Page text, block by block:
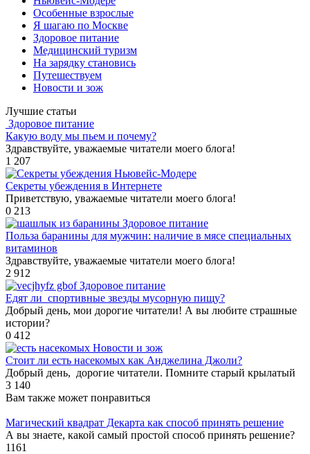
Особенные взрослые
Я шагаю по Москве
Здоровое питание
Медицинский туризм
На зарядку становись
Путешествуем
Новости и зож
Лучшие статьи
Здоровое питание
Какую воду мы пьем и почему?
Здравствуйте, уважаемые читатели моего блога!
1 207
Ньювейс-Модере
Секреты убеждения в Интернете
Приветствую, уважаемые читатели моего блога!
0 213
Здоровое питание
Польза баранины для мужчин: наличие в мясе специальных
витаминов
Здравствуйте, уважаемые читатели моего блога!
2 912
Здоровое питание
Едят ли спортивные звезды мусорную пищу?
Добрый день, мои дорогие читатели! А вы любите страшные
истории?
0 412
Новости и зож
Стоит ли есть насекомых как Анджелина Джоли?
Добрый день, дорогие читатели. Помните старый крылатый
3 140
Вам также может понравиться
Магический квадрат Декарта как способ принять решение
А вы знаете, какой самый простой способ принять решение?
1161